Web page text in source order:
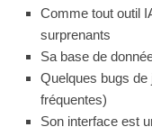
Comme tout outil
surprenants
Sa base de
Quelques bugs
fréquentes)
Son interface est